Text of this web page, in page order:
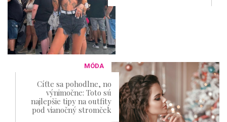
MÓDA
Cíťte sa pohodlne, no
výnimočne: Toto sú
najlepšie tipy na outfity
pod vianočný stromček